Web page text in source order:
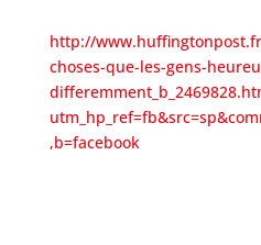
http://
choses-que-les-gens-
,b=facebook